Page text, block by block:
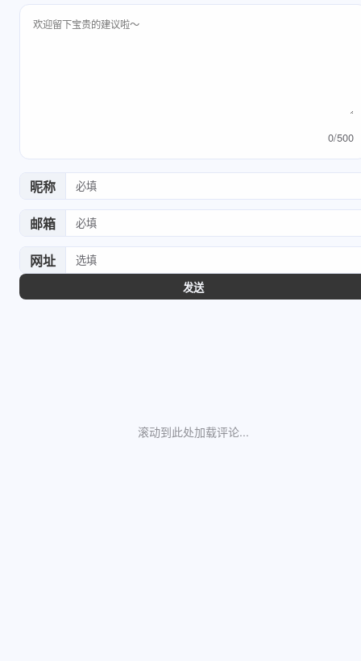
评论内容
0/500
昵称
邮箱
网址
发送
滚动到此处加载评论...